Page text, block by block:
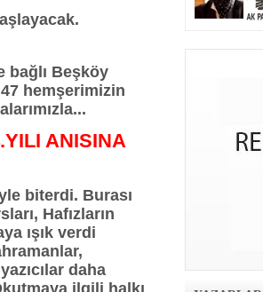
bağlı Beşköy
hemşerimizin
ANISINA
biterdi. Burası
Hafızların
ışık verdi
daha
ilgili halkı